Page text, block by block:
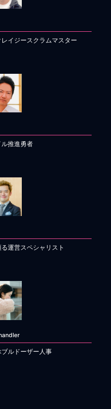
イジースクラムマスター
推進勇者
運営スペシャリスト
ルドーザー人事